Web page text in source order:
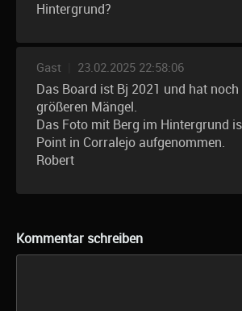
Hintergrund?
Gast 23.02.2025 22:58:06
Das Board ist Bj 2021 und hat noch
größeren Mängel.
Das Foto mit Berg im Hintergrund
Point in Corralejo aufgenommen.
Robert
Kommentar schreiben